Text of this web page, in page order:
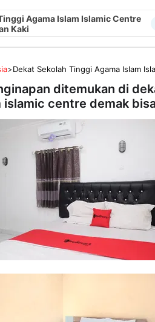
Agama Islam Islamic Centre
Kaki
>Dekat Sekolah Tinggi Agama Islam
ditemukan di
islamic centre demak